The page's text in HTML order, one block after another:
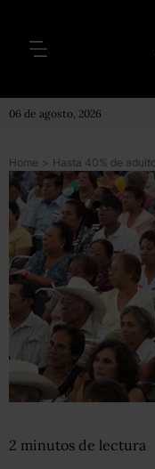
06 de agosto, 2026
Home >
2 minutos de lectura